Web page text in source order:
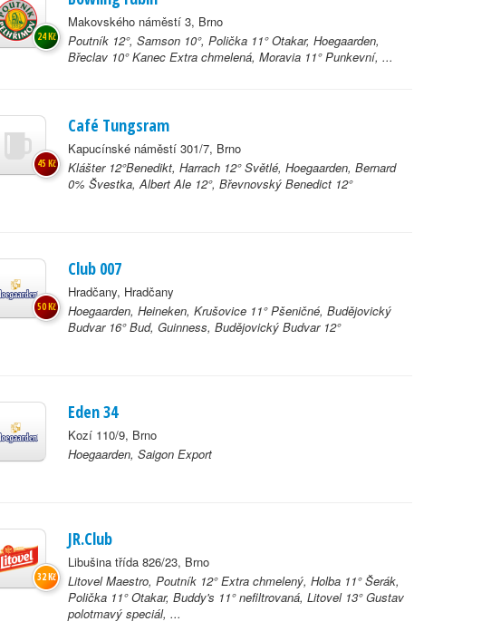
Makovského náměstí 3, Brno
Poutník 12°, Samson 10°, Polička 11° Otakar, Hoegaarden,
Břeclav 10° Kanec Extra chmelená, Moravia 11° Punkevní, ...
24 Kč
Café Tungsram
Kapucínské náměstí 301/7, Brno
Klášter 12°Benedikt, Harrach 12° Světlé, Hoegaarden, Bernard
0% Švestka, Albert Ale 12°, Břevnovský Benedict 12°
45 Kč
Club 007
Hradčany, Hradčany
Hoegaarden, Heineken, Krušovice 11° Pšeničné, Budějovický
Budvar 16° Bud, Guinness, Budějovický Budvar 12°
50 Kč
Eden 34
Kozí 110/9, Brno
Hoegaarden, Saigon Export
JR.Club
Libušina třída 826/23, Brno
Litovel Maestro, Poutník 12° Extra chmelený, Holba 11° Šerák,
Polička 11° Otakar, Buddy's 11° nefiltrovaná, Litovel 13° Gustav
polotmavý speciál, ...
32 Kč